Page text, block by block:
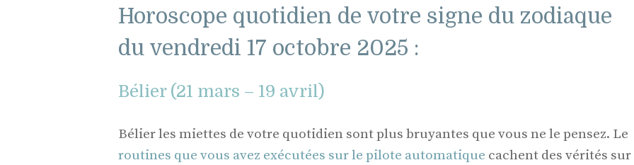
Horoscope quotidien de votre signe du zodiaque
du vendredi 17 octobre 2025 :
Bélier (21 mars – 19 avril)
Bélier les miettes de votre quotidien sont plus bruyantes que vous ne le pensez. Le
routines que vous avez exécutées sur le pilote automatique cachent des vérités sur